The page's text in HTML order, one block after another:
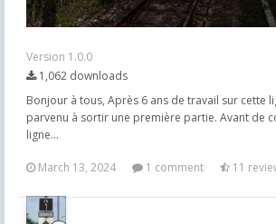
Version 1.0.0
1,062 downloads
Bonjour à tous, Après 6 ans de travail sur cette
parvenu à sortir une première partie. Avant de
ligne...
March 13, 2024 1 comment 11